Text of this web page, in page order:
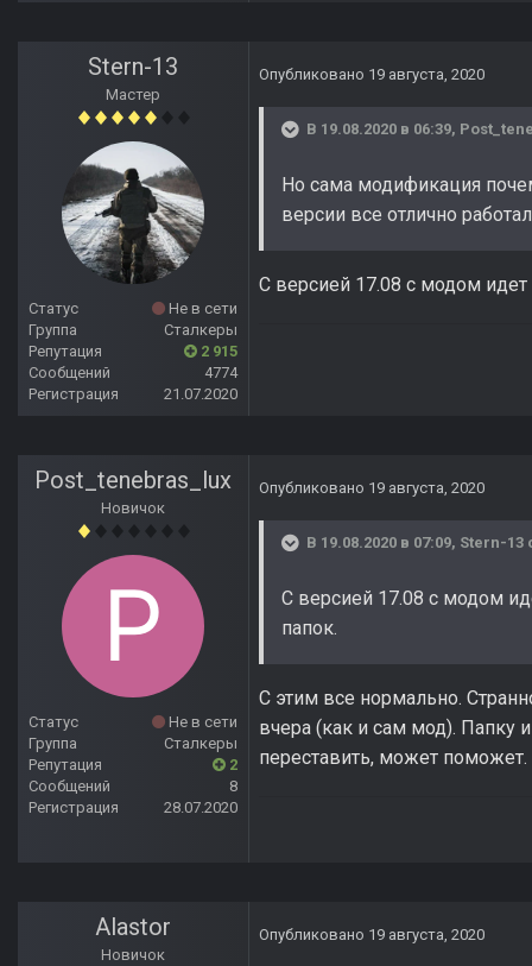
Stern-13
Мастер
Статус
Не в сети
Группа
Сталкеры
Репутация
2 915
Сообщений
4774
Регистрация
21.07.2020
Опубликовано 19 августа, 2020
В 19.08.2020 в 06:39,
Но сама модификация
версии все отлично
С версией 17.08 с модом
Post_tenebras_lux
Новичок
Статус
Не в сети
Группа
Сталкеры
Репутация
2
Сообщений
8
Регистрация
28.07.2020
Опубликовано 19 августа, 2020
В 19.08.2020 в 07:09, Stern-13
С версией 17.08 с модом
папок.
С этим все нормально.
вчера (как и сам мод). Папку
переставить, может поможет.
Alastor
Новичок
Опубликовано 19 августа, 2020